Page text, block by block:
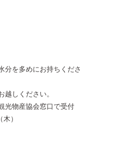
分を多めにお持ちくださ
越しください。
光物産協会窓口で受付
）